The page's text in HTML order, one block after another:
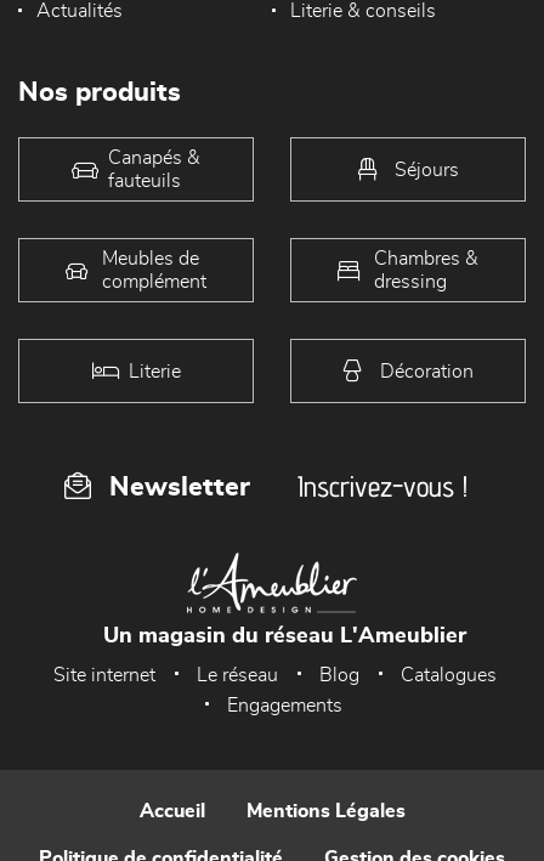
Actualités Literie & conseils
Nos produits
Canapés &
fauteuils
Séjours
Meubles de
complément
Chambres &
dressing
Literie Décoration
Newsletter Inscrivez-vous !
Un magasin du réseau L'Ameublier
Site internet Le réseau Blog
Catalogues
Engagements
Accueil Mentions Légales